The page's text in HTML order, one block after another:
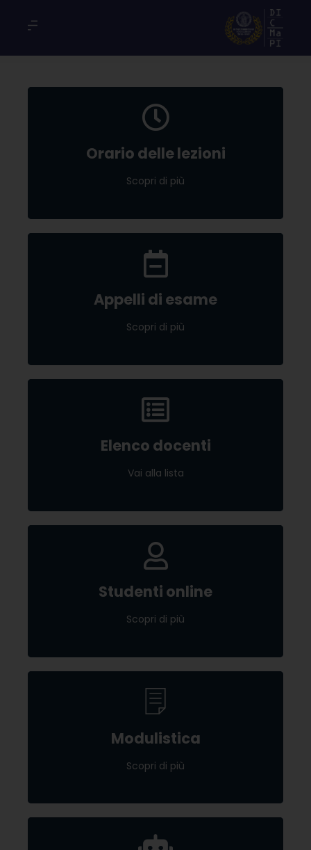
Orario delle lezioni
Scopri di più
Orario delle lezioni
Scopri di più
Appelli di esame
Scopri di più
Appelli di esame
Scopri di più
Elenco docenti
Vai alla lista
Elenco docenti
Vai alla lista
Studenti online
Scopri di più
Studenti online
Scopri di più
Modulistica
Scopri di più
Modulistica
Scopri di più